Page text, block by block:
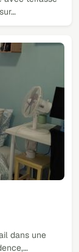
dans une